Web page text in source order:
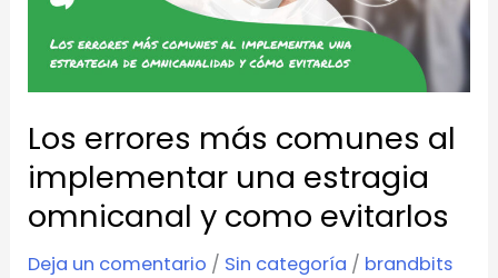
Los errores más comunes al
implementar una estragia
omnicanal y como evitarlos
Deja un comentario / Sin categoría / brandbits
implementar
una
omnicanal
y
como
evitarlos